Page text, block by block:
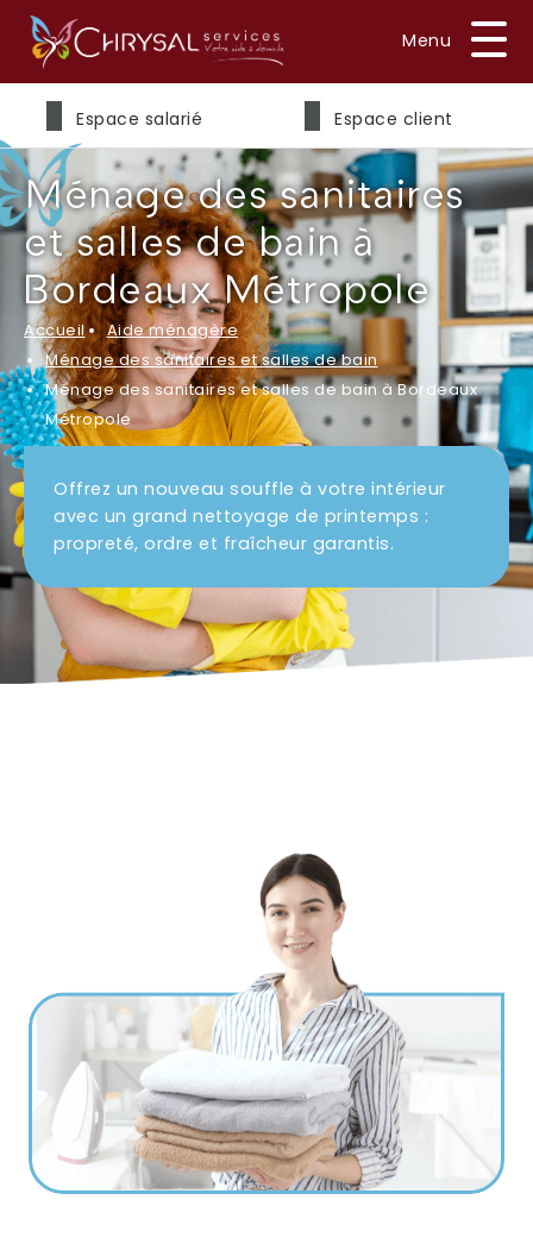
Espace salarié Espace client
Ménage des sanitaires
et salles de bain à
Bordeaux Métropole
Accueil
Aide ménagère
Ménage des sanitaires et salles de bain
Ménage des sanitaires et salles de bain à Bordeaux
Métropole
Offrez un nouveau souffle à votre intérieur
avec un grand nettoyage de printemps :
propreté, ordre et fraîcheur garantis.
Prénom*
Nom*
E-mail*
Ville*
Jardinage
Petits travaux de bricolage
Autres services
Informations supplémentaires du besoin